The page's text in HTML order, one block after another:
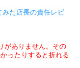
た店長の責任レビ
がありません。その
ったりすると折れる